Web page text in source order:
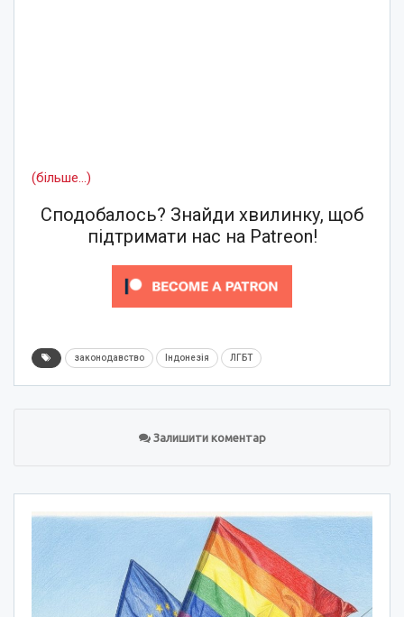
(більше…)
Сподобалось? Знайди хвилинку, щоб
підтримати нас на Patreon!
законодавство Індонезія ЛГБТ
Залишити коментар